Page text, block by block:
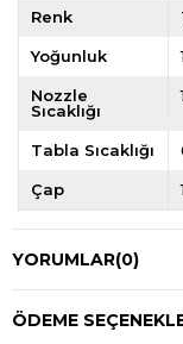
Renk
Yoğunluk
Nozzle
Sıcaklığı
Tabla Sıcaklığı
Çap
YORUMLAR(0)
ÖDEME